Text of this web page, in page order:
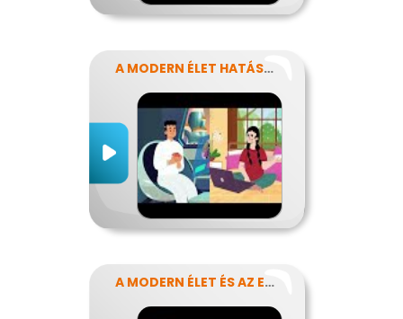
A MODERN ÉLET HATÁSA AZ ERŐFORRÁSAINK FELHASZNÁLÁSÁRA
A MODERN ÉLET ÉS AZ ENERGIA